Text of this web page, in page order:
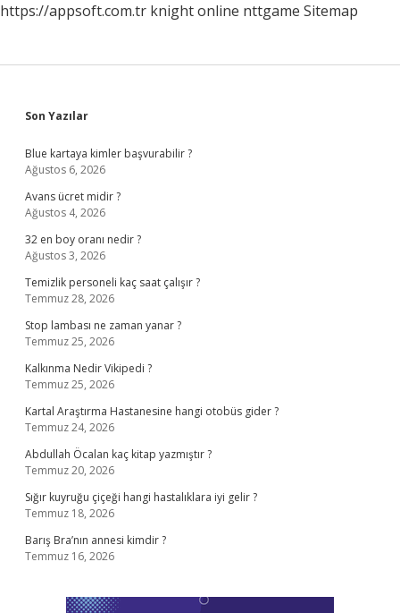
https://appsoft.com.tr knight online nttgame Sitemap
Sidebar
Son Yazılar
Blue kartaya kimler başvurabilir ?
Ağustos 6, 2026
Avans ücret midir ?
Ağustos 4, 2026
32 en boy oranı nedir ?
Ağustos 3, 2026
Temizlik personeli kaç saat çalışır ?
Temmuz 28, 2026
Stop lambası ne zaman yanar ?
Temmuz 25, 2026
Kalkınma Nedir Vikipedi ?
Temmuz 25, 2026
Kartal Araştırma Hastanesine hangi otobüs gider ?
Temmuz 24, 2026
Abdullah Öcalan kaç kitap yazmıştır ?
Temmuz 20, 2026
Sığır kuyruğu çiçeği hangi hastalıklara iyi gelir ?
Temmuz 18, 2026
Barış Bra’nın annesi kimdir ?
Temmuz 16, 2026